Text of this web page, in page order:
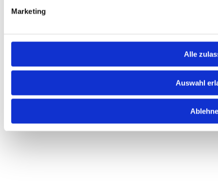
Marketing
Alle
Auswahl